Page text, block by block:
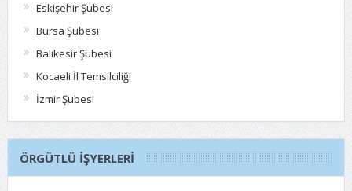
Eskişehir Şubesi
Bursa Şubesi
Balıkesir Şubesi
Kocaeli İl Temsilciliği
İzmir Şubesi
ÖRGÜTLÜ İŞYERLERI